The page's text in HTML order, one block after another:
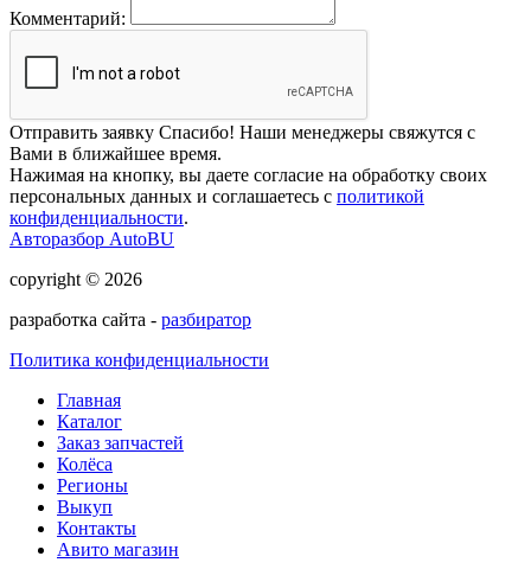
Комментарий:
Отправить заявку Спасибо! Наши менеджеры свяжутся с
Вами в ближайшее время.
Нажимая на кнопку, вы даете согласие на обработку своих
персональных данных и соглашаетесь с политикой
конфиденциальности.
Авторазбор AutoBU
copyright © 2026
разработка сайта - разбиратор
Политика конфиденциальности
Главная
Каталог
Заказ запчастей
Колёса
Регионы
Выкуп
Контакты
Авито магазин